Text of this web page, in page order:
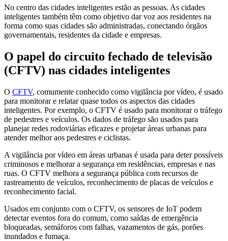
No centro das cidades inteligentes estão as pessoas. As cidades
inteligentes também têm como objetivo dar voz aos residentes na
forma como suas cidades são administradas, conectando órgãos
governamentais, residentes da cidade e empresas.
O papel do circuito fechado de televisão
(CFTV) nas cidades inteligentes
O CFTV, comumente conhecido como vigilância por vídeo, é usado
para monitorar e relatar quase todos os aspectos das cidades
inteligentes. Por exemplo, o CFTV é usado para monitorar o tráfego
de pedestres e veículos. Os dados de tráfego são usados para
planejar redes rodoviárias eficazes e projetar áreas urbanas para
atender melhor aos pedestres e ciclistas.
A vigilância por vídeo em áreas urbanas é usada para deter possíveis
criminosos e melhorar a segurança em residências, empresas e nas
ruas. O CFTV melhora a segurança pública com recursos de
rastreamento de veículos, reconhecimento de placas de veículos e
reconhecimento facial.
Usados em conjunto com o CFTV, os sensores de IoT podem
detectar eventos fora do comum, como saídas de emergência
bloqueadas, semáforos com falhas, vazamentos de gás, porões
inundados e fumaça.